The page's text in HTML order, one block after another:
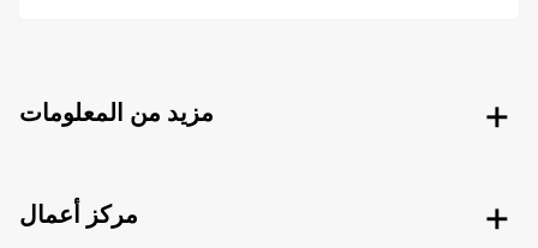
مزيد من المعلومات
مركز أعمال